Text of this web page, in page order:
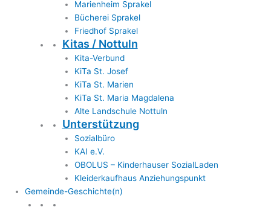
Marienheim Sprakel
Bücherei Sprakel
Friedhof Sprakel
Kitas / Nottuln
Kita-Verbund
KiTa St. Josef
KiTa St. Marien
KiTa St. Maria Magdalena
Alte Landschule Nottuln
Unterstützung
Sozialbüro
KAI e.V.
OBOLUS – Kinderhauser SozialLaden
Kleiderkaufhaus Anziehungspunkt
Gemeinde-Geschichte(n)